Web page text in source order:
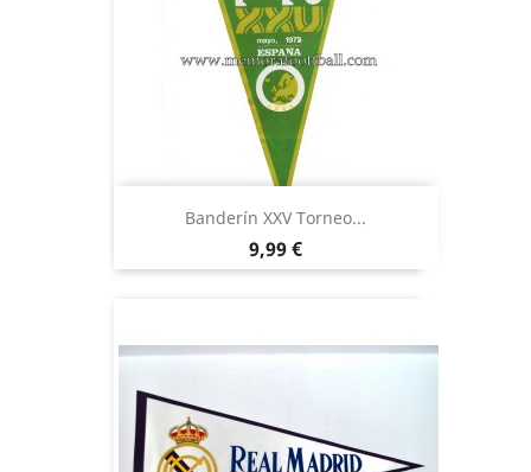
Banderín XXV Torneo...
Precio
9,99 €